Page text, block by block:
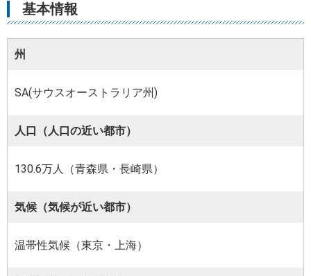
基本情報
州
SA(サウスオーストラリア州)
人口（人口の近い都市）
130.6万人（青森県・長崎県）
気候（気候が近い都市）
温帯性気候（東京・上海）